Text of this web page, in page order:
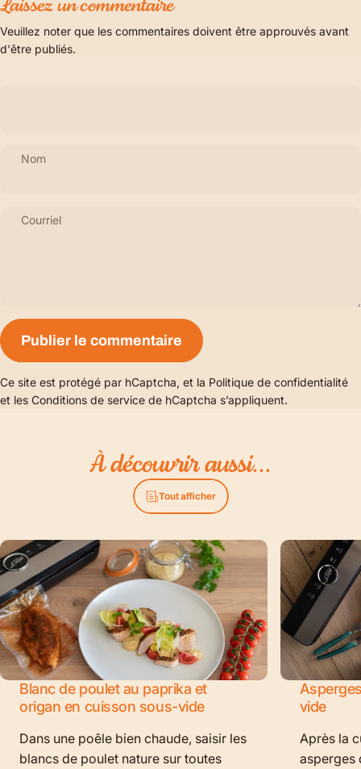
Laissez un commentaire
Veuillez noter que les commentaires doivent être approuvés avant
d'être publiés.
Nom
Courriel
Message
Publier le commentaire
Ce site est protégé par hCaptcha, et la Politique de confidentialité
et les Conditions de service de hCaptcha s’appliquent.
Àdécouvriraussi...
Tout afficher
Blanc de poulet au paprika et
origan en cuisson sous-vide
Dans une poêle bien chaude, saisir les
blancs de poulet nature sur toutes
vide
Après la
asperges